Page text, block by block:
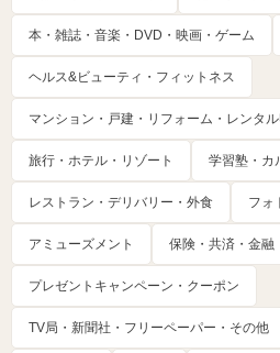
本・雑誌・音楽・DVD・映画・ゲーム
ヘルス&ビューティ・フィットネス
マンション・戸建・リフォーム・レンタ
旅行・ホテル・リゾート 学習塾・カ
レストラン・デリバリー・外食 フォ
アミューズメント 保険・共済・金融
プレゼントキャンペーン・クーポン
TV局・新聞社・フリーペーパー・その他